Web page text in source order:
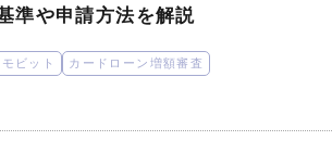
準や申請方法を解説
ビット カードローン増額審査